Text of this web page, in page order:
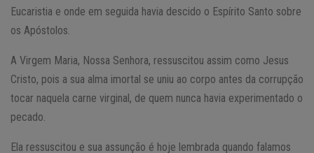
Eucaristia e onde em seguida havia descido o Espírito Santo sobre
os Apóstolos.
A Virgem Maria, Nossa Senhora, ressuscitou assim como Jesus
Cristo, pois a sua alma imortal se uniu ao corpo antes da corrupção
tocar naquela carne virginal, de quem nunca havia experimentado o
pecado.
Ela ressuscitou e sua assunção é hoje lembrada quando falamos